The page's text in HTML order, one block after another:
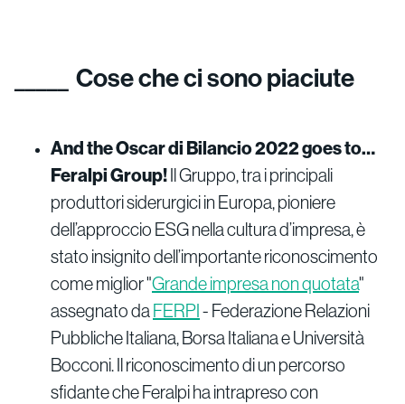
Cose che ci sono piaciute
And the Oscar di Bilancio 2022 goes to…
Feralpi Group!Il Gruppo, tra i principali
produttori siderurgici in Europa, pioniere
dell’approccio ESG nella cultura d’impresa, è
stato insignito dell’importante riconoscimento
come miglior "Grande impresa non quotata"
assegnato da FERPI- Federazione Relazioni
Pubbliche Italiana, Borsa Italiana e Università
Bocconi. Il riconoscimento di un percorso
sfidante che Feralpi ha intrapreso con